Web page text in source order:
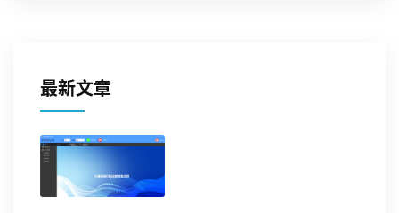
用户服务
招贤纳士
联系我们
最新文章